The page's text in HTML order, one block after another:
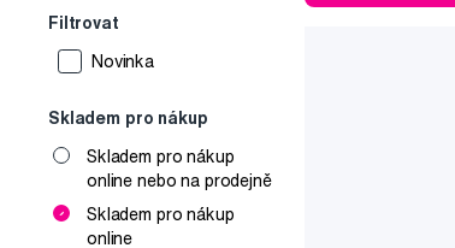
Filtrovat
Novinka
Skladem pro nákup
Skladem pro nákup
online nebo na prodejně
Skladem pro nákup
online